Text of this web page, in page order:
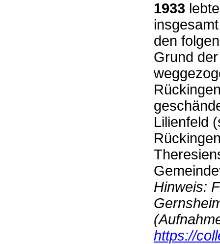
1933
den
Grund
Lilienfeld
Hinweis:
https://